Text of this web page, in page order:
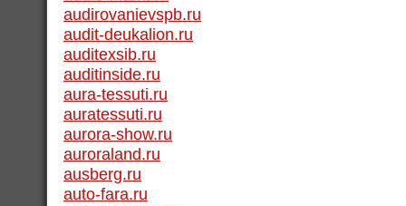
audirovanievspb.ru
audit-deukalion.ru
auditexsib.ru
auditinside.ru
aura-tessuti.ru
auratessuti.ru
aurora-show.ru
auroraland.ru
ausberg.ru
auto-fara.ru